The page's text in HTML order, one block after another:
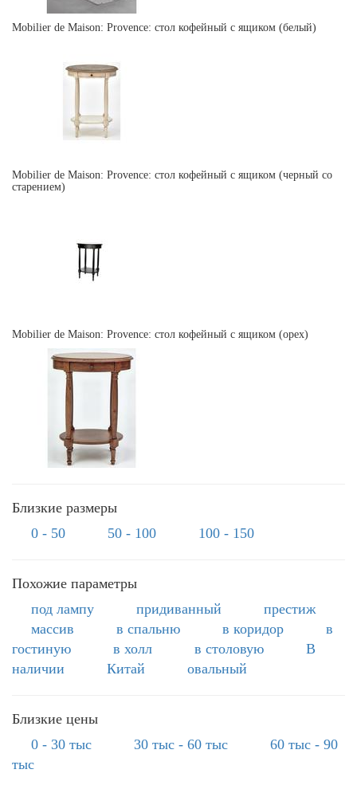
Mobilier de Maison: Provence: стол кофейный с ящиком (белый)
Mobilier de Maison: Provence: стол кофейный с ящиком (черный со
старением)
Mobilier de Maison: Provence: стол кофейный с ящиком (орех)
Близкие размеры
0 - 50
50 - 100 100 - 150
Похожие параметры
под лампу
придиванный
престиж
массив
в спальню в коридор
в
гостиную
в холл в столовую
В
наличии
Китай овальный
Близкие цены
0 - 30 тыс
30 тыс - 60 тыс
60 тыс - 90
тыс